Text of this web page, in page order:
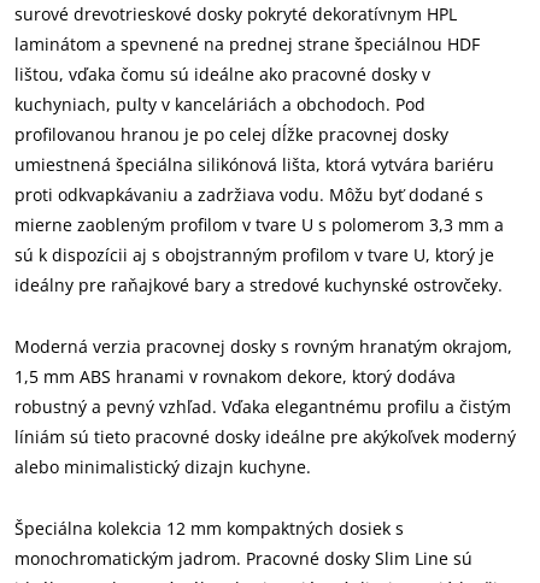
surové drevotrieskové dosky pokryté dekoratívnym HPL
laminátom a spevnené na prednej strane špeciálnou HDF
lištou, vďaka čomu sú ideálne ako pracovné dosky v
kuchyniach, pulty v kanceláriách a obchodoch. Pod
profilovanou hranou je po celej dĺžke pracovnej dosky
umiestnená špeciálna silikónová lišta, ktorá vytvára bariéru
proti odkvapkávaniu a zadržiava vodu. Môžu byť dodané s
mierne zaobleným profilom v tvare U s polomerom 3,3 mm a
sú k dispozícii aj s obojstranným profilom v tvare U, ktorý je
ideálny pre raňajkové bary a stredové kuchynské ostrovčeky.
Moderná verzia pracovnej dosky s rovným hranatým okrajom,
1,5 mm ABS hranami v rovnakom dekore, ktorý dodáva
robustný a pevný vzhľad. Vďaka elegantnému profilu a čistým
líniám sú tieto pracovné dosky ideálne pre akýkoľvek moderný
alebo minimalistický dizajn kuchyne.
Špeciálna kolekcia 12 mm kompaktných dosiek s
monochromatickým jadrom. Pracovné dosky Slim Line sú